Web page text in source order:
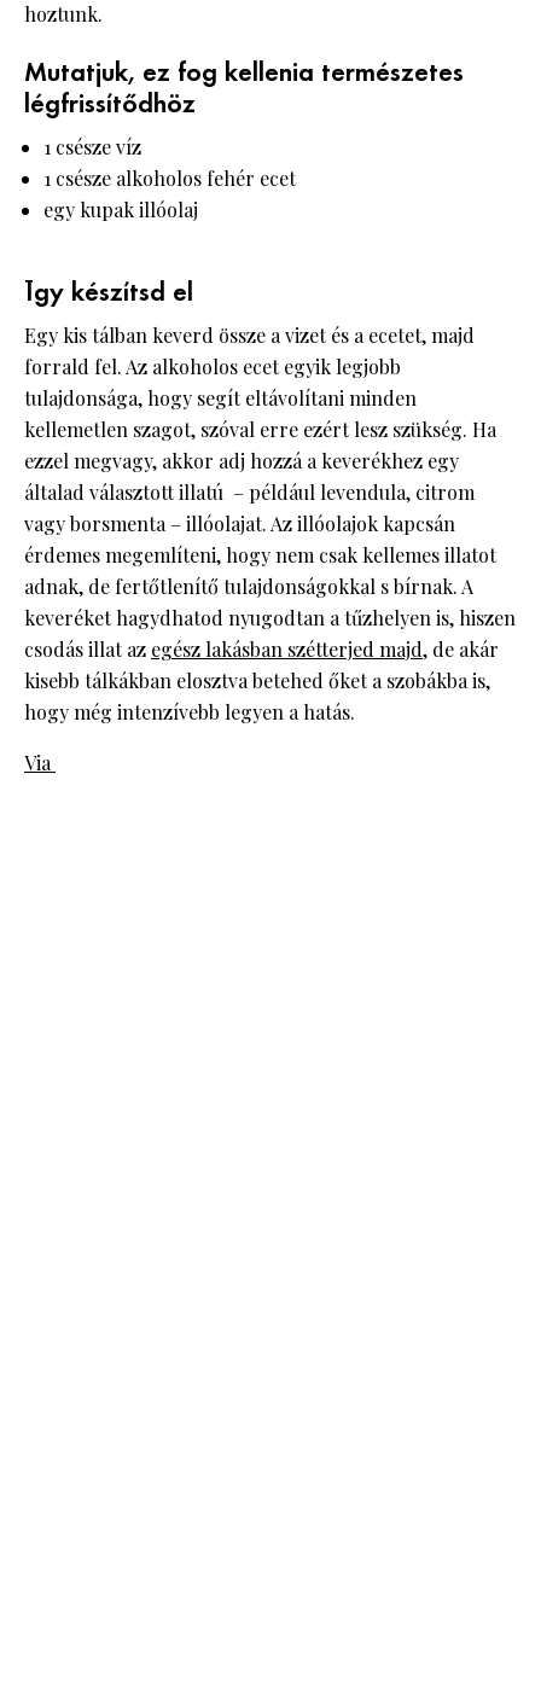
hoztunk.
Mutatjuk, ez fog kellenia természetes
légfrissítődhöz
1 csésze víz
1 csésze alkoholos fehér ecet
egy kupak illóolaj
Így készítsd el
Egy kis tálban keverd össze a vizet és a ecetet, majd
forrald fel. Az alkoholos ecet egyik legjobb
tulajdonsága, hogy segít eltávolítani minden
kellemetlen szagot, szóval erre ezért lesz szükség. Ha
ezzel megvagy, akkor adj hozzá a keverékhez egy
általad választott illatú – például levendula, citrom
vagy borsmenta – illóolajat. Az illóolajok kapcsán
érdemes megemlíteni, hogy nem csak kellemes illatot
adnak, de fertőtlenítő tulajdonságokkal s bírnak. A
keveréket hagydhatod nyugodtan a tűzhelyen is, hiszen
csodás illat az egész lakásban szétterjed majd, de akár
kisebb tálkákban elosztva betehed őket a szobákba is,
hogy még intenzívebb legyen a hatás.
Via